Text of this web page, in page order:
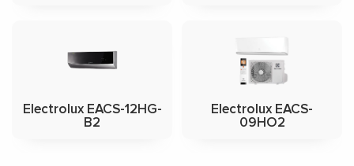
Electrolux EACS-12HG-
B2
Electrolux EACS-
09HO2